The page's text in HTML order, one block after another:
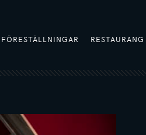
FÖRESTÄLLNINGAR RESTAURANG